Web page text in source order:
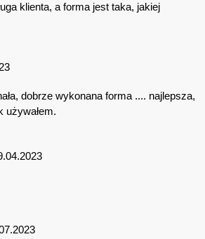
klienta, a forma jest taka, jakiej
dobrze wykonana forma .... najlepsza,
używałem.